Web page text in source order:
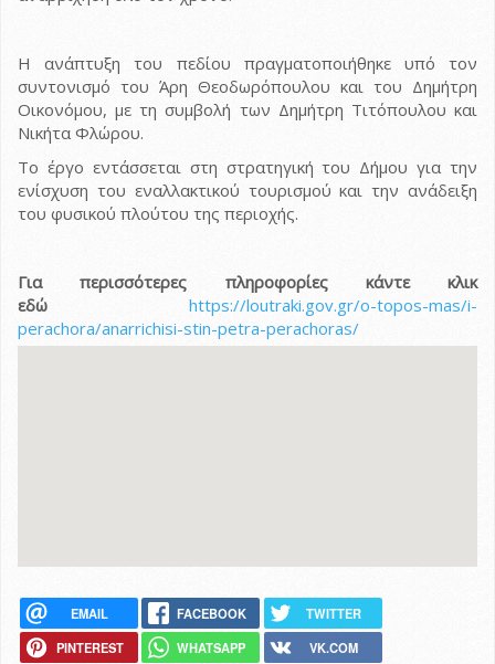
Η ανάπτυξη του πεδίου πραγματοποιήθηκε υπό τον
συντονισμό του Άρη Θεοδωρόπουλου και του Δημήτρη
Οικονόμου, με τη συμβολή των Δημήτρη Τιτόπουλου και
Νικήτα Φλώρου.
Το έργο εντάσσεται στη στρατηγική του Δήμου για την
ενίσχυση του εναλλακτικού τουρισμού και την ανάδειξη
του φυσικού πλούτου της περιοχής.
Για περισσότερες πληροφορίες κάντε κλικ
εδώ
https://loutraki.gov.gr/o-topos-mas/i-
perachora/anarrichisi-stin-petra-perachoras/
EMAIL FACEBOOK
TWITTER
PINTEREST
WHATSAPP VK.COM